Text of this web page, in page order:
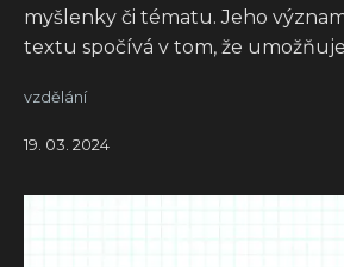
myšlenky či tématu. Jeho
textu spočívá v tom, že
vzdělání
19. 03. 2024